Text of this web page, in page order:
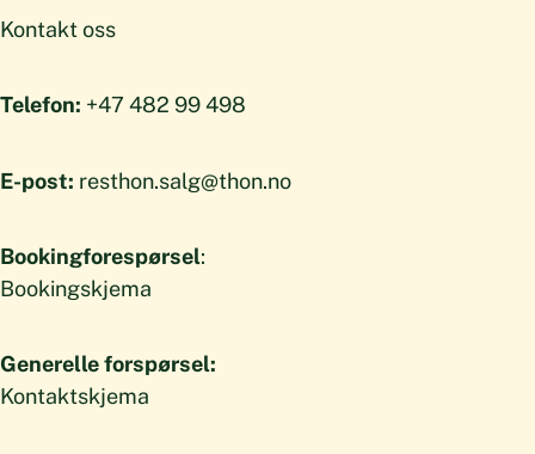
Kontakt oss
Telefon: +47 482 99 498
E-post: resthon.salg@thon.no
Bookingforespørsel:
Bookingskjema
Generelle forspørsel:
Kontaktskjema